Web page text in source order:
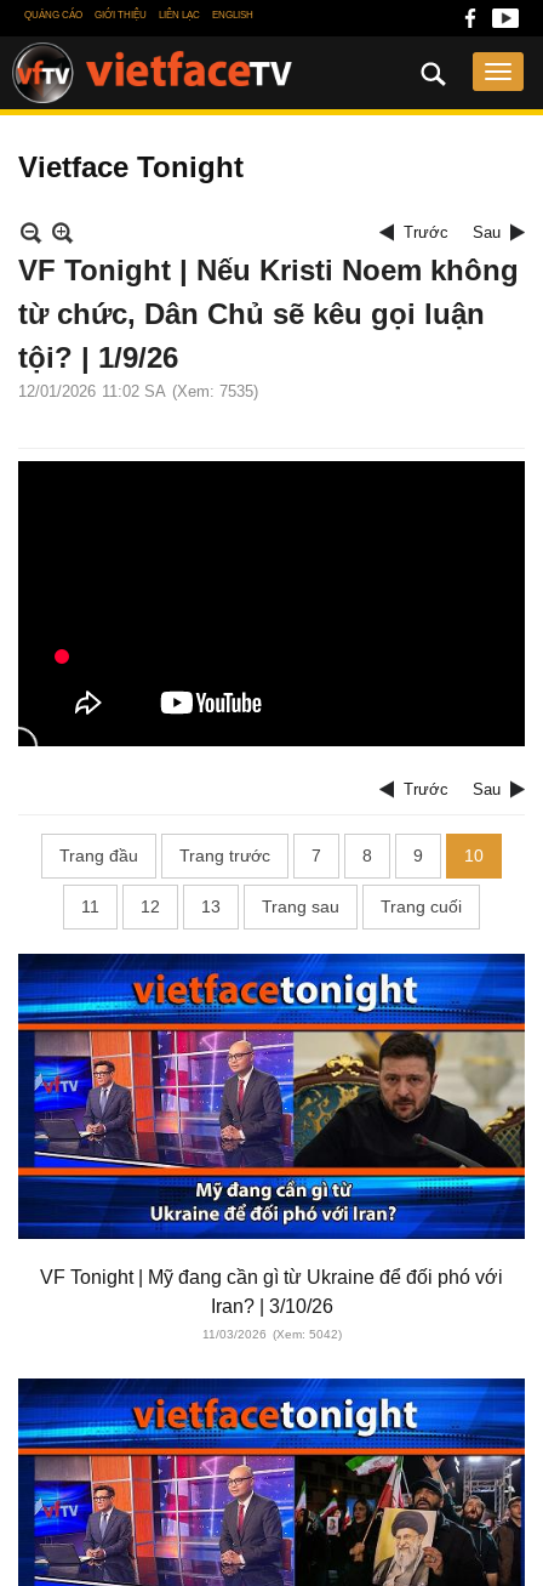
QUẢNG CÁO GIỚI THIỆU LIÊN LẠC ENGLISH
Vietface Tonight
Trước Sau
VF Tonight | Nếu Kristi Noem không
từ chức, Dân Chủ sẽ kêu gọi luận
tội? | 1/9/26
12/01/2026 11:02 SA (Xem: 7535)
Trước Sau
Trang đầu Trang trước 7 8 9 10
11 12 13 Trang sau Trang cuối
VF Tonight | Mỹ đang cần gì từ Ukraine để đối phó với
Iran? | 3/10/26
11/03/2026 (Xem: 5042)